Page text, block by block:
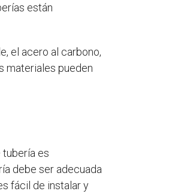
están
el acero al carbono,
materiales pueden
es
debe ser adecuada
fácil de instalar y